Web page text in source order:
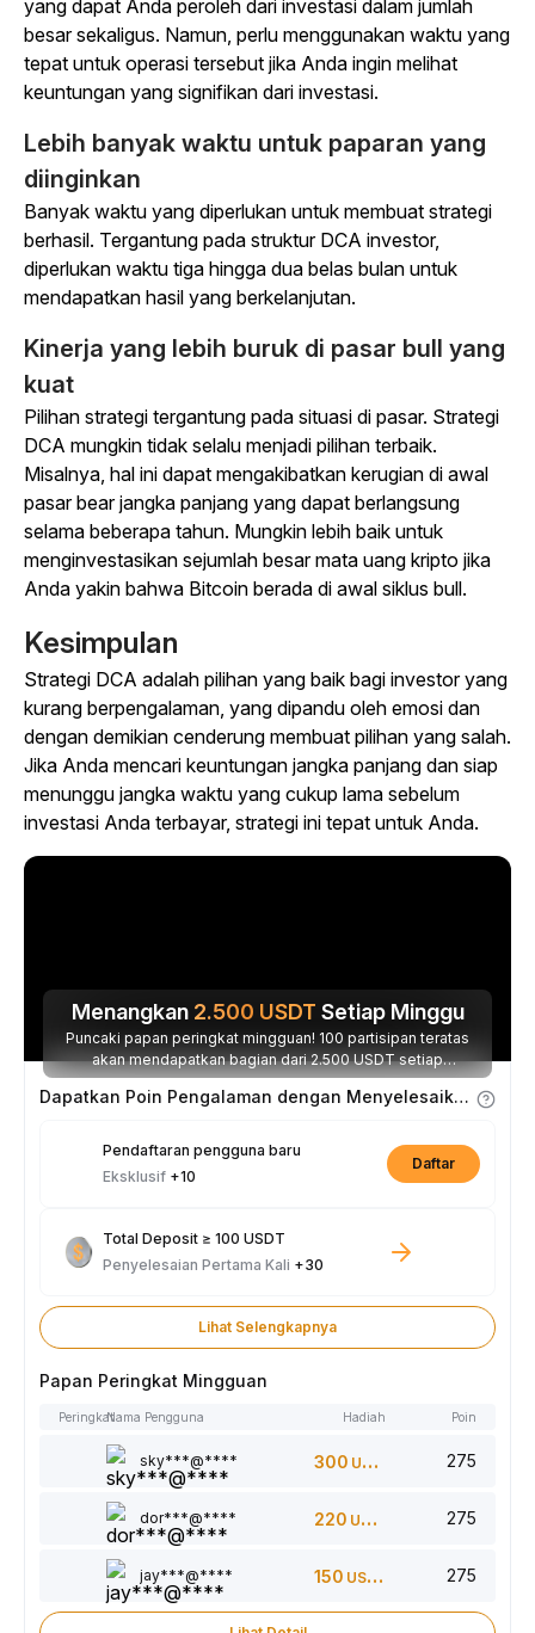
yang dapat Anda peroleh dari investasi dalam jumlah
besar sekaligus. Namun, perlu menggunakan waktu yang
tepat untuk operasi tersebut jika Anda ingin melihat
keuntungan yang signifikan dari investasi.
Lebih banyak waktu untuk paparan yang
diinginkan
Banyak waktu yang diperlukan untuk membuat strategi
berhasil. Tergantung pada struktur DCA investor,
diperlukan waktu tiga hingga dua belas bulan untuk
mendapatkan hasil yang berkelanjutan.
Kinerja yang lebih buruk di pasar bull yang
kuat
Pilihan strategi tergantung pada situasi di pasar. Strategi
DCA mungkin tidak selalu menjadi pilihan terbaik.
Misalnya, hal ini dapat mengakibatkan kerugian di awal
pasar bear jangka panjang yang dapat berlangsung
selama beberapa tahun. Mungkin lebih baik untuk
menginvestasikan sejumlah besar mata uang kripto jika
Anda yakin bahwa Bitcoin berada di awal siklus bull.
Kesimpulan
Strategi DCA adalah pilihan yang baik bagi investor yang
kurang berpengalaman, yang dipandu oleh emosi dan
dengan demikian cenderung membuat pilihan yang salah.
Jika Anda mencari keuntungan jangka panjang dan siap
menunggu jangka waktu yang cukup lama sebelum
investasi Anda terbayar, strategi ini tepat untuk Anda.
Menangkan 2.500 USDT Setiap Minggu
Puncaki papan peringkat mingguan! 100 partisipan teratas
akan mendapatkan bagian dari 2.500 USDT setiap
minggunya.
Dapatkan Poin Pengalaman dengan Menyelesaikan Tugas
Pendaftaran pengguna baru
Eksklusif +10
Daftar
Total Deposit ≥ 100 USDT
Penyelesaian Pertama Kali +30
Lihat Selengkapnya
Papan Peringkat Mingguan
PeringkatNama Pengguna Hadiah Poin
sky***@**** 300 USDT 275
dor***@**** 220 USDT 275
jay***@**** 150 USDT 275